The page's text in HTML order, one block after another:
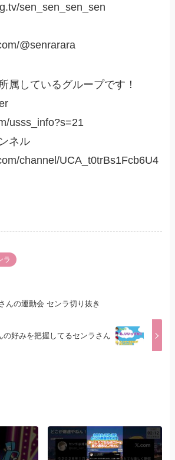
sen_sen_sen_sen
@senrarara
属しているグループです！
usss_info?s=21
ネル
channel/UCA_t0trBs1Fcb6U4
ラ
んの運動会 センラ切り抜き
の好みを把握してるセンラさん